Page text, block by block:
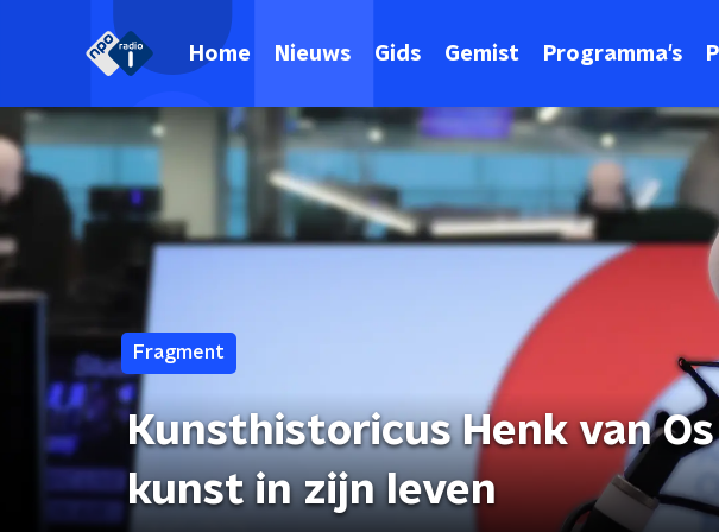
Home Nieuws Gids Gemist Programma's
Fragment
Kunsthistoricus Henk van
kunst in zijn leven